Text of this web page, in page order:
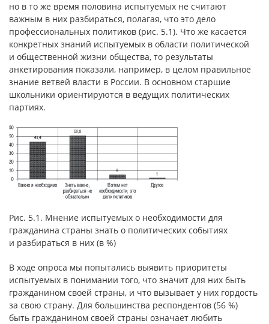
но в то же время половина испытуемых не считают
важным в них разбираться, полагая, что это дело
профессиональных политиков (рис. 5.1). Что же касается
конкретных знаний испытуемых в области политической
и общественной жизни общества, то результаты
анкетирования показали, например, в целом правильное
знание ветвей власти в России. В основном старшие
школьники ориентируются в ведущих политических
партиях.
Рис. 5.1. Мнение испытуемых о необходимости для
гражданина страны знать о политических событиях
и разбираться в них (в %)
В ходе опроса мы попытались выявить приоритеты
испытуемых в понимании того, что значит для них быть
гражданином своей страны, и что вызывает у них гордость
за свою страну. Для большинства респондентов (56 %)
быть гражданином своей страны означает любить